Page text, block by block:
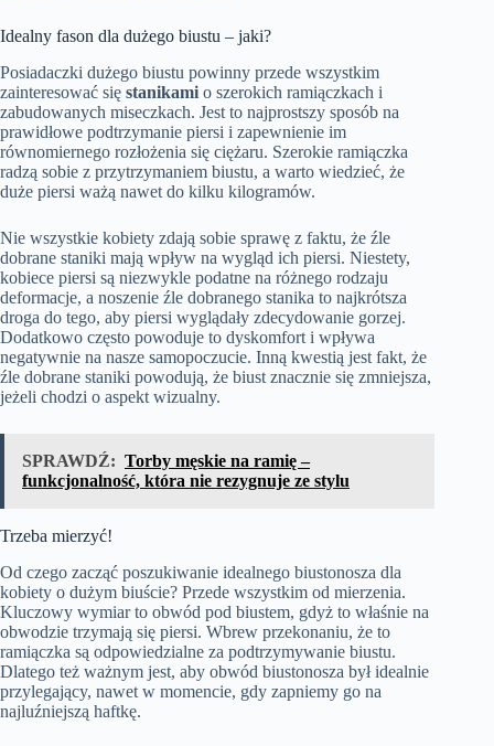
Idealny fason dla dużego biustu – jaki?
Posiadaczki dużego biustu powinny przede wszystkim
zainteresować się stanikami o szerokich ramiączkach i
zabudowanych miseczkach. Jest to najprostszy sposób na
prawidłowe podtrzymanie piersi i zapewnienie im
równomiernego rozłożenia się ciężaru. Szerokie ramiączka
radzą sobie z przytrzymaniem biustu, a warto wiedzieć, że
duże piersi ważą nawet do kilku kilogramów.
Nie wszystkie kobiety zdają sobie sprawę z faktu, że źle
dobrane staniki mają wpływ na wygląd ich piersi. Niestety,
kobiece piersi są niezwykle podatne na różnego rodzaju
deformacje, a noszenie źle dobranego stanika to najkrótsza
droga do tego, aby piersi wyglądały zdecydowanie gorzej.
Dodatkowo często powoduje to dyskomfort i wpływa
negatywnie na nasze samopoczucie. Inną kwestią jest fakt, że
źle dobrane staniki powodują, że biust znacznie się zmniejsza,
jeżeli chodzi o aspekt wizualny.
SPRAWDŹ: Torby męskie na ramię –
funkcjonalność, która nie rezygnuje ze stylu
Trzeba mierzyć!
Od czego zacząć poszukiwanie idealnego biustonosza dla
kobiety o dużym biuście? Przede wszystkim od mierzenia.
Kluczowy wymiar to obwód pod biustem, gdyż to właśnie na
obwodzie trzymają się piersi. Wbrew przekonaniu, że to
ramiączka są odpowiedzialne za podtrzymywanie biustu.
Dlatego też ważnym jest, aby obwód biustonosza był idealnie
przylegający, nawet w momencie, gdy zapniemy go na
najluźniejszą haftkę.